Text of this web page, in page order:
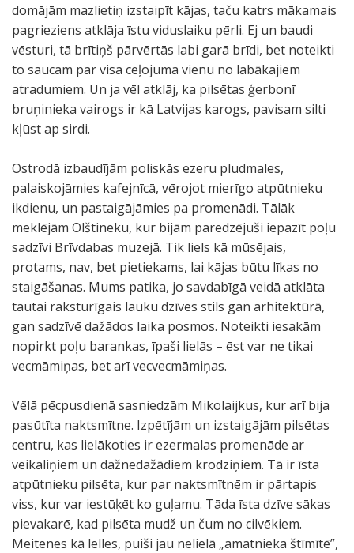
domājām mazlietiņ izstaipīt kājas, taču katrs mākamais
pagrieziens atklāja īstu viduslaiku pērli. Ej un baudi
vēsturi, tā brītiņš pārvērtās labi garā brīdi, bet noteikti
to saucam par visa ceļojuma vienu no labākajiem
atradumiem. Un ja vēl atklāj, ka pilsētas ģerbonī
bruņinieka vairogs ir kā Latvijas karogs, pavisam silti
kļūst ap sirdi.
Ostrodā izbaudījām poliskās ezeru pludmales,
palaiskojāmies kafejnīcā, vērojot mierīgo atpūtnieku
ikdienu, un pastaigājāmies pa promenādi. Tālāk
meklējām Olštineku, kur bijām paredzējuši iepazīt poļu
sadzīvi Brīvdabas muzejā. Tik liels kā mūsējais,
protams, nav, bet pietiekams, lai kājas būtu līkas no
staigāšanas. Mums patika, jo savdabīgā veidā atklāta
tautai raksturīgais lauku dzīves stils gan arhitektūrā,
gan sadzīvē dažādos laika posmos. Noteikti iesakām
nopirkt poļu barankas, īpaši lielās – ēst var ne tikai
vecmāmiņas, bet arī vecvecmāmiņas.
Vēlā pēcpusdienā sasniedzām Mikolaijkus, kur arī bija
pasūtīta naktsmītne. Izpētījām un izstaigājām pilsētas
centru, kas lielākoties ir ezermalas promenāde ar
veikaliņiem un dažnedažādiem krodziņiem. Tā ir īsta
atpūtnieku pilsēta, kur par naktsmītnēm ir pārtapis
viss, kur var iestūķēt ko guļamu. Tāda īsta dzīve sākas
pievakarē, kad pilsēta mudž un čum no cilvēkiem.
Meitenes kā lelles, puiši jau nelielā „amatnieka štīmītē”,